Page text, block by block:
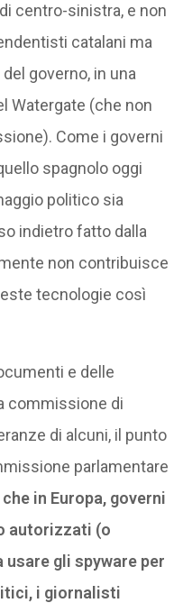
centro-sinistra, e non
catalani ma
governo, in una
Watergate (che non
Come i governi
spagnolo oggi
politico sia
indietro fatto dalla
non contribuisce
tecnologie così
e delle
commissione di
di alcuni, il punto
parlamentare
in Europa, governi
autorizzati (o
usare gli spyware per
i giornalisti